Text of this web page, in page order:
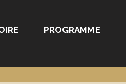
PROGRAMME